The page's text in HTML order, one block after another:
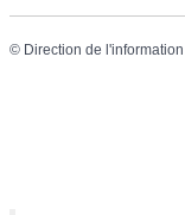
© Direction de